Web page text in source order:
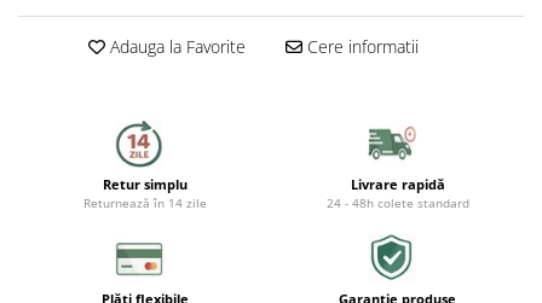
Aparate de tuns & ras
Mobilier pentru baie
Adauga la Favorite Cere informatii
Retur simplu
Returnează în 14 zile
Livrare rapidă
24 - 48h colete standard
Plăti flexibile Garanție produse